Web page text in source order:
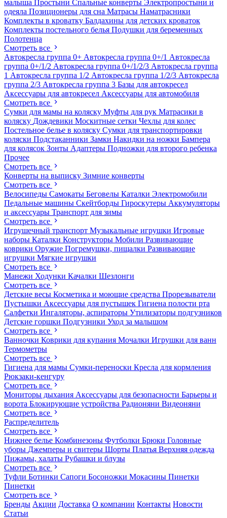
малыша Простыни Спальные конверты Электропростыни и
одеяла Позиционеры для сна Матрасы Наматрасники
Комплекты в кроватку Балдахины для детских кроваток
Комплекты постельного белья Подушки для беременных
Полотенца
Смотреть все
Автокресла группа 0+ Автокресла группа 0+/1 Автокресла
группа 0+/1/2 Автокресла группа 0+/1/2/3 Автокресла группа
1 Автокресла группа 1/2 Автокресла группа 1/2/3 Автокресла
группа 2/3 Автокресла группа 3 Базы для автокресел
Аксессуары для автокресел Аксессуары для автомобиля
Смотреть все
Сумки для мамы на коляску Муфты для рук Матрасики в
коляску Дождевики Москитные сетки Чехлы для колес
Постельное белье в коляску Сумки для транспортировки
коляски Подстаканники Замки Накидки на ножки Бампера
для колясок Зонты Адаптеры Подножки для второго ребенка
Прочее
Смотреть все
Конверты на выписку Зимние конверты
Смотреть все
Велосипеды Самокаты Беговелы Каталки Электромобили
Педальные машины Скейтборды Гироскутеры Аккумуляторы
и аксессуары Транспорт для зимы
Смотреть все
Игрушечный транспорт Музыкальные игрушки Игровые
наборы Каталки Конструкторы Мобили Развивающие
коврики Оружие Погремушки, пищалки Развивающие
игрушки Мягкие игрушки
Смотреть все
Манежи Ходунки Качалки Шезлонги
Смотреть все
Детские весы Косметика и моющие средства Прорезыватели
Пустышки Аксессуары для пустышек Гигиена полости рта
Салфетки Ингаляторы, аспираторы Утилизаторы подгузников
Детские горшки Подгузники Уход за малышом
Смотреть все
Ванночки Коврики для купания Мочалки Игрушки для ванн
Термометры
Смотреть все
Гигиена для мамы Сумки-переноски Кресла для кормления
Рюкзаки-кенгуру
Смотреть все
Мониторы дыхания Аксессуары для безопасности Барьеры и
ворота Блокирующие устройства Радионяни Видеоняни
Смотреть все
Распределитель
Смотреть все
Нижнее белье Комбинезоны Футболки Брюки Головные
уборы Джемперы и свитеры Шорты Платья Верхняя одежда
Пижамы, халаты Рубашки и блузы
Смотреть все
Туфли Ботинки Сапоги Босоножки Мокасины Пинетки
Пинетки
Смотреть все
Бренды Акции Доставка О компании Контакты Новости
Статьи